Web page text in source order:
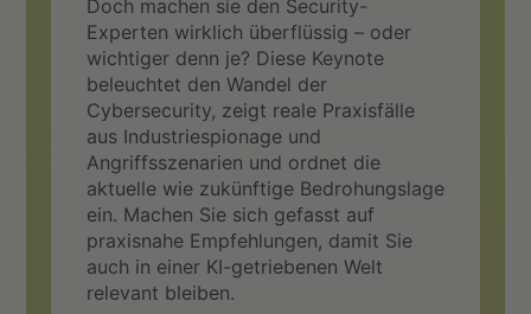
Doch machen sie den Security-
Experten wirklich überflüssig – oder
wichtiger denn je? Diese Keynote
beleuchtet den Wandel der
Cybersecurity, zeigt reale Praxisfälle
aus Industriespionage und
Angriffsszenarien und ordnet die
aktuelle wie zukünftige Bedrohungslage
ein. Machen Sie sich gefasst auf
praxisnahe Empfehlungen, damit Sie
auch in einer KI-getriebenen Welt
relevant bleiben.